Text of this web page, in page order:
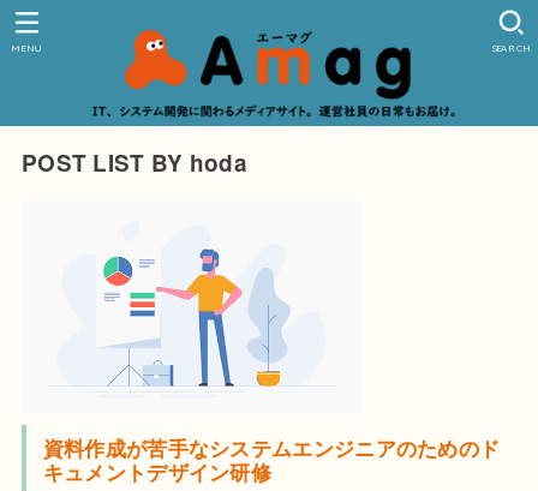
SEARCH
MENU
POST LIST BY hoda
資料作成が苦手なシステムエンジニアのためのド
キュメントデザイン研修